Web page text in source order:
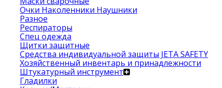
Очки Наколенники Наушники
Разное
Респираторы
Спец одежда
Щитки защитные
Средства индивидуальной защиты JETA SAFETY
Хозяйственный инвентарь и принадлежности
Штукатурный инструмент
Гладилки